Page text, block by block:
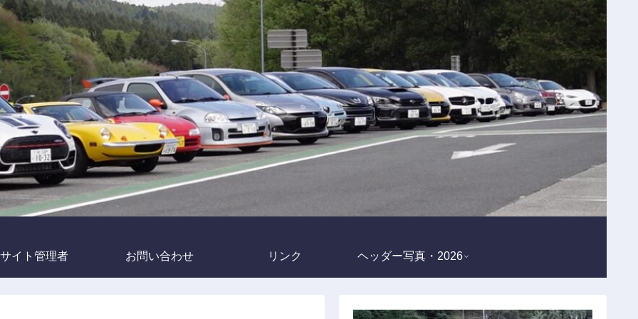
サイト管理者 お問い合わせ リンク ヘッダー写真・2026